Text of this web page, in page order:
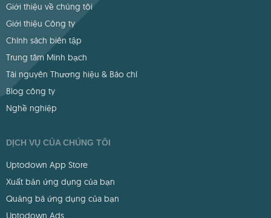
Giới thiệu về chúng tôi
Giới thiệu Công ty
Chính sách biên tập
Trung tâm Minh bạch
Tài nguyên Thương hiệu & Báo chí
Blog công ty
Nghề nghiệp
DỊCH VỤ CỦA CHÚNG TÔI
Uptodown App Store
Xuất bản ứng dụng của bạn
Quảng bá ứng dụng của bạn
Uptodown Ads